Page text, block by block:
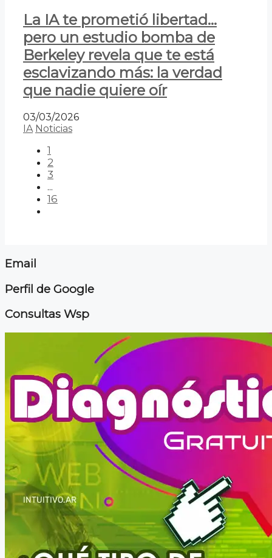
La IA te prometió libertad…
pero un estudio bomba de
Berkeley revela que te está
esclavizando más: la verdad
que nadie quiere oír
03/03/2026
IA Noticias
1
2
3
...
16
Email
Perfil de Google
Consultas Wsp